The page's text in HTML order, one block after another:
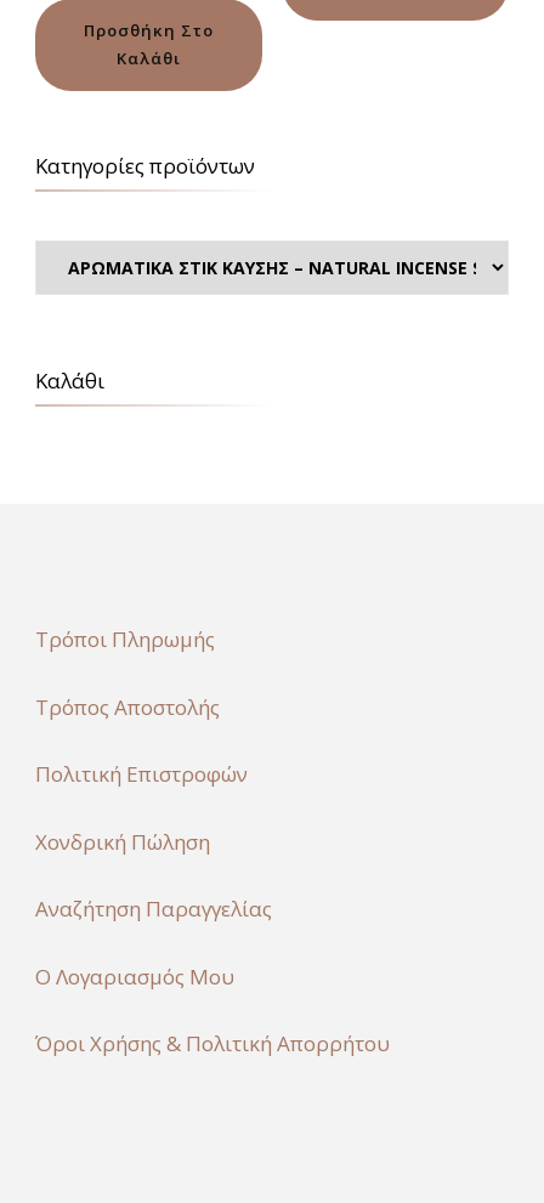
Προσθήκη Στο
Καλάθι
Κατηγορίες προϊόντων
Καλάθι
Τρόποι Πληρωμής
Τρόπος Αποστολής
Πολιτική Επιστροφών
Χονδρική Πώληση
Αναζήτηση Παραγγελίας
Ο Λογαριασμός Μου
Όροι Χρήσης & Πολιτική Απορρήτου